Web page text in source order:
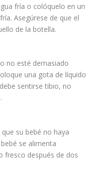
fría o colóquelo en un
Asegúrese de que el
de la botella.
no esté demasiado
una gota de líquido
sentirse tibio, no
su bebé no haya
se alimenta
fresco después de dos